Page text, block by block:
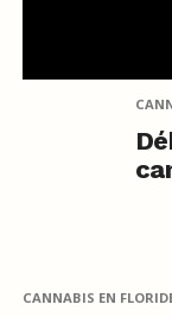
CANNABIS EN